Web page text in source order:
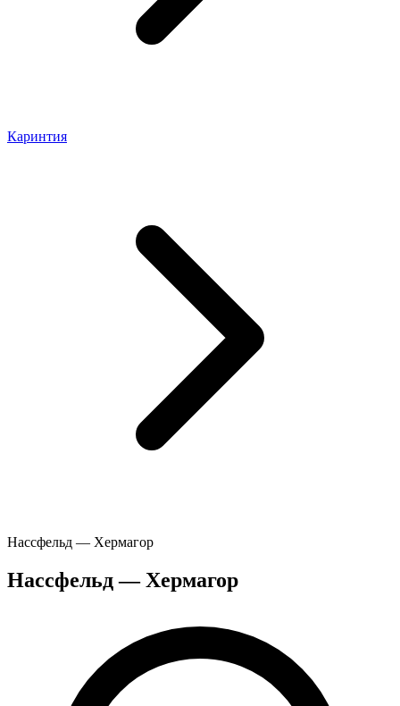
Каринтия
Нассфельд — Хермагор
Нассфельд — Хермагор